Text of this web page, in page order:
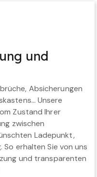
und
Absicherungen
Unsere
Zustand Ihrer
zwischen
Ladepunkt,
erhalten Sie von uns
und transparenten